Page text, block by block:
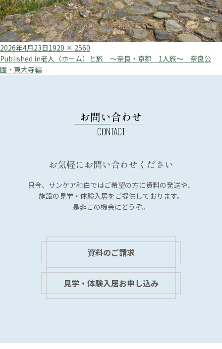
Posted
on
2026年4月23日Full
size
1920 × 2560
投
稿
Published in老人（ホーム）と旅 ～奈良・京都 1人旅～ 奈良公
園・東大寺編
お問い合わせ
お気軽にお問い合わせください
只今、サンケア和白ではご希望の方に資料の発送や、
施設の見学・体験入居をご提供しております。
是非この機会にどうぞ。
資料のご請求
見学・体験入居お申し込み